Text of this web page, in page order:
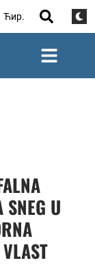
Ћир.
U